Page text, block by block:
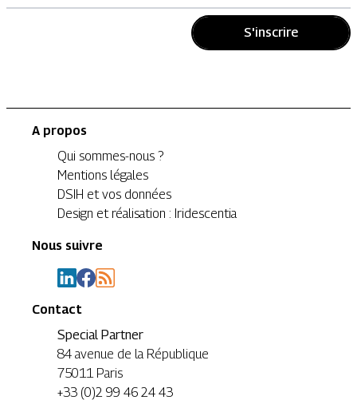
S'inscrire
A propos
Qui sommes-nous ?
Mentions légales
DSIH et vos données
Design et réalisation : Iridescentia
Nous suivre
Contact
Special Partner
84 avenue de la République
75011 Paris
+33 (0)2 99 46 24 43